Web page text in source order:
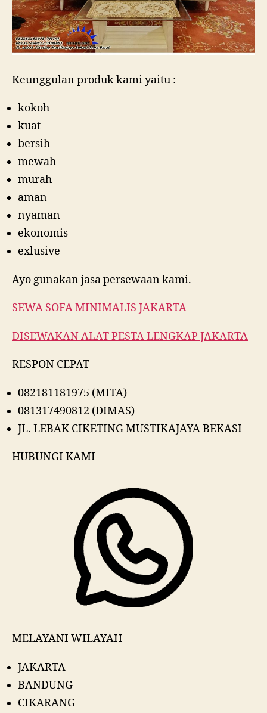
Keunggulan produk kami yaitu :
kokoh
kuat
bersih
mewah
murah
aman
nyaman
ekonomis
exlusive
Ayo gunakan jasa persewaan kami.
SEWA SOFA MINIMALIS JAKARTA
DISEWAKAN ALAT PESTA LENGKAP JAKARTA
RESPON CEPAT
082181181975 (MITA)
081317490812 (DIMAS)
JL. LEBAK CIKETING MUSTIKAJAYA BEKASI
HUBUNGI KAMI
MELAYANI WILAYAH
JAKARTA
BANDUNG
CIKARANG